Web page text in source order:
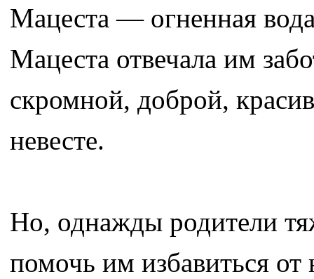
Мацеста — огненная
Мацеста отвечала им
скромной, доброй,
невесте.
Но, однажды родители
помочь им избавиться от